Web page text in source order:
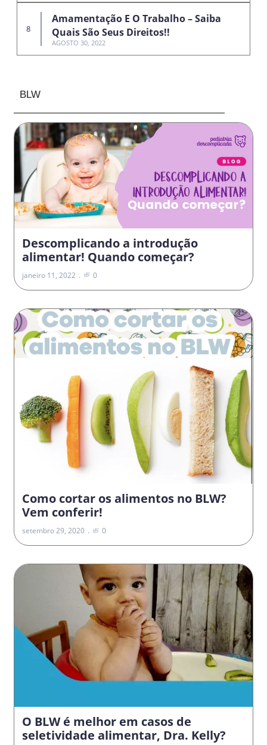
Amamentação E O Trabalho – Saiba
Quais São Seus Direitos!!
AGOSTO 30, 2022
BLW
Descomplicando a introdução
alimentar! Quando começar?
janeiro 11, 2022 0
Como cortar os alimentos no BLW?
Vem conferir!
setembro 29, 2020 0
O BLW é melhor em casos de
seletividade alimentar, Dra. Kelly?